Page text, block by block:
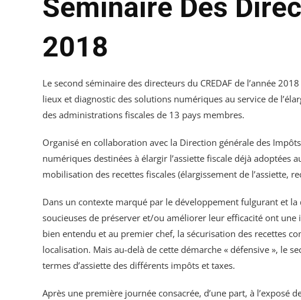
Séminaire Des
2018
Le second séminaire des directeurs du CREDAF de l’année
lieux et diagnostic des solutions numériques au service de
des administrations fiscales de 13 pays membres.
Organisé en collaboration avec la Direction générale des
numériques destinées à élargir l’assiette fiscale déjà adoptées
mobilisation des recettes fiscales (élargissement de l’assiette,
Dans un contexte marqué par le développement fulgurant et
soucieuses de préserver et/ou améliorer leur efficacité ont une
bien entendu et au premier chef, la sécurisation des recettes
localisation. Mais au-delà de cette démarche « défensive », le
termes d’assiette des différents impôts et taxes.
Après une première journée consacrée, d’une part, à